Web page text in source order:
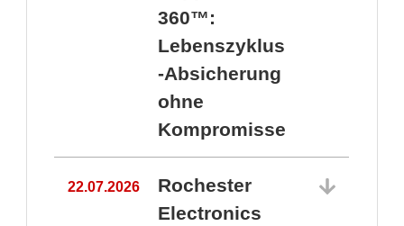
360™:
Lebenszyklus
-Absicherung
ohne
Kompromisse
22.07.2026
Rochester
Electronics